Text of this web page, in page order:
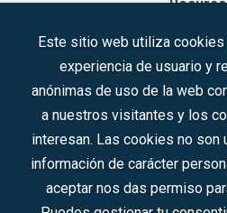
Sociedad Mercantil Estatal para la
Inscrita en el R.M. de Madrid, T,
C.I.F.: A-81/
Síguenos en
Este sitio web utiliza cookies
experiencia de usuario y
anónimas de uso de la web
a nuestros visitantes y los
interesan. Las cookies no son
información de carácter
aceptar nos das permiso